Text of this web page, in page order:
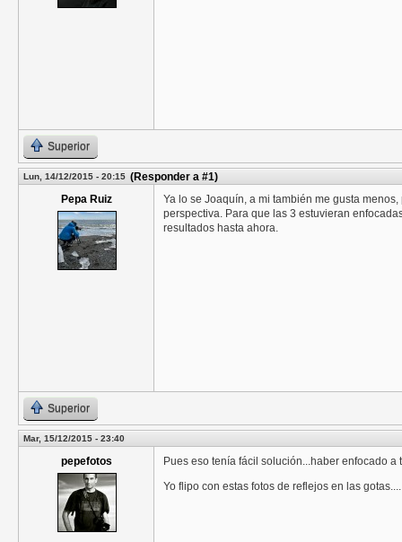
Superior
Lun, 14/12/2015 - 20:15 (Responder a #1)
Pepa Ruiz
Ya lo se Joaquín, a mi también me gusta
perspectiva. Para que las 3 estuvieran
resultados hasta ahora.
Superior
Mar, 15/12/2015 - 23:40
pepefotos
Pues eso tenía fácil solución...haber enfocado
Yo flipo con estas fotos de reflejos en las gotas....